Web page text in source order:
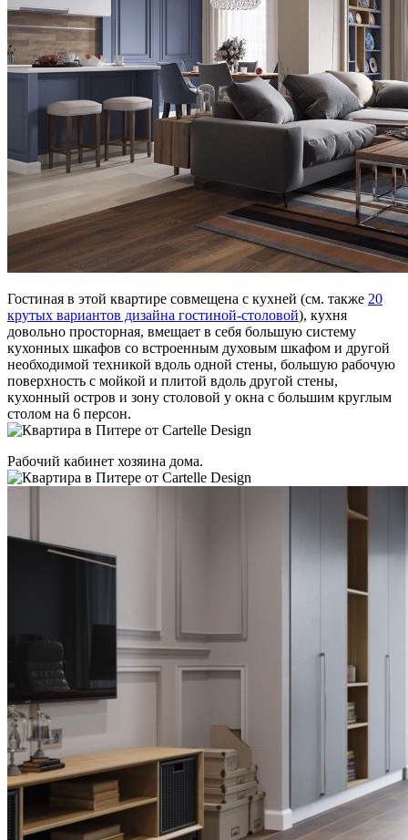
Гостиная в этой квартире совмещена с кухней (см. также 20
крутых вариантов дизайна гостиной-столовой), кухня
довольно просторная, вмещает в себя большую систему
кухонных шкафов со встроенным духовым шкафом и другой
необходимой техникой вдоль одной стены, большую рабочую
поверхность с мойкой и плитой вдоль другой стены,
кухонный остров и зону столовой у окна с большим круглым
столом на 6 персон.
Рабочий кабинет хозяина дома.